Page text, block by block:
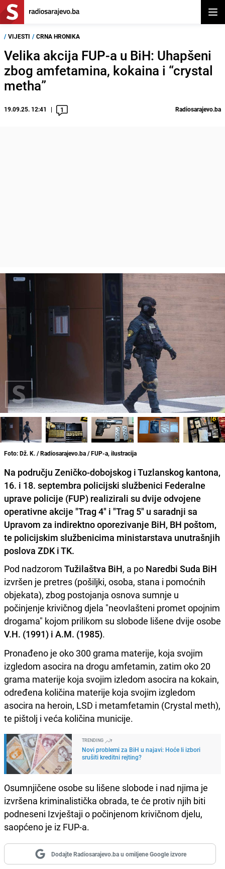
/ VIJESTI / CRNA HRONIKA
Velika akcija FUP-a u BiH: Uhapšeni
zbog amfetamina, kokaina i “crystal
metha”
19.09.25. 12:41 1 Radiosarajevo.ba
Foto: Dž. K. / Radiosarajevo.ba / FUP-a, ilustracija
Na području Zeničko-dobojskog i Tuzlanskog kantona,
16. i 18. septembra policijski službenici Federalne
uprave policije (FUP) realizirali su dvije odvojene
operativne akcije "Trag 4" i "Trag 5" u saradnji sa
Upravom za indirektno oporezivanje BiH, BH poštom,
te policijskim službenicima ministarstava unutrašnjih
poslova ZDK i TK.
Pod nadzorom Tužilaštva BiH, a po Naredbi Suda BiH
izvršen je pretres (pošiljki, osoba, stana i pomoćnih
objekata), zbog postojanja osnova sumnje u
počinjenje krivičnog djela "neovlašteni promet opojnim
drogama" kojom prilikom su slobode lišene dvije osobe
V.H. (1991) i A.M. (1985).
Pronađeno je oko 300 grama materije, koja svojim
izgledom asocira na drogu amfetamin, zatim oko 20
grama materije koja svojim izledom asocira na kokain,
određena količina materije koja svojim izgledom
asocira na heroin, LSD i metamfetamin (Crystal meth),
te pištolj i veća količina municije.
TRENDING
Novi problemi za BiH u najavi: Hoće li izbori
srušiti kreditni rejting?
Osumnjičene osobe su lišene slobode i nad njima je
izvršena kriminalistička obrada, te će protiv njih biti
podneseni Izvještaji o počinjenom krivičnom djelu,
saopćeno je iz FUP-a.
Dodajte Radiosarajevo.ba u omiljene Google izvore